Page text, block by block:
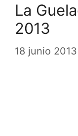
La
2013
18 junio 2013